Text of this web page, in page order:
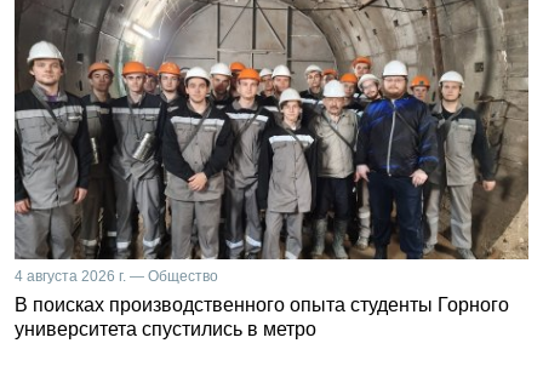
4 августа 2026 г. — Общество
В поисках производственного опыта студенты Горного
университета спустились в метро